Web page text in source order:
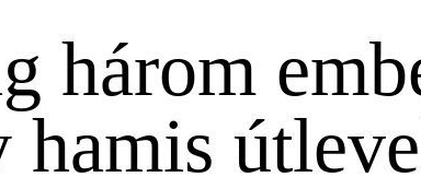
három
hamis